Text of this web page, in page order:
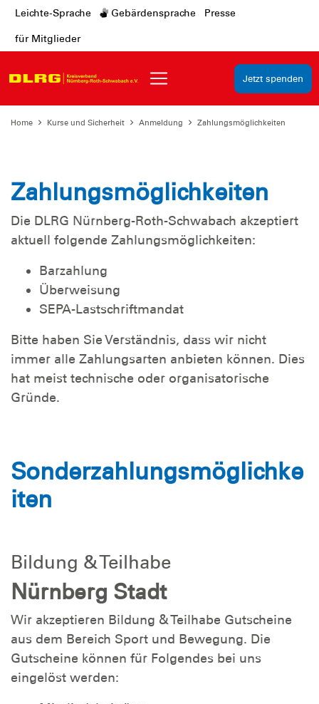
Leichte-Sprache Gebärdensprache Presse
für Mitglieder
Jetzt spenden
Home Kurse und Sicherheit Anmeldung Zahlungsmöglichkeiten
Zahlungsmöglichkeiten
Die DLRG Nürnberg-Roth-Schwabach akzeptiert
aktuell folgende Zahlungsmöglichkeiten:
Barzahlung
Überweisung
SEPA-Lastschriftmandat
Bitte haben Sie Verständnis, dass wir nicht
immer alle Zahlungsarten anbieten können. Dies
hat meist technische oder organisatorische
Gründe.
Sonderzahlungsmöglichke
iten
Bildung & Teilhabe
Nürnberg Stadt
Wir akzeptieren Bildung & Teilhabe Gutscheine
aus dem Bereich Sport und Bewegung. Die
Gutscheine können für Folgendes bei uns
eingelöst werden: